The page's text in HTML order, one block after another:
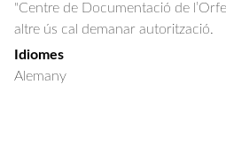
"Centre de Documentació de
altre ús cal demanar autorització.
Idiomes
Alemany